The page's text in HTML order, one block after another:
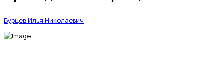
Бурцев Илья Николаевич